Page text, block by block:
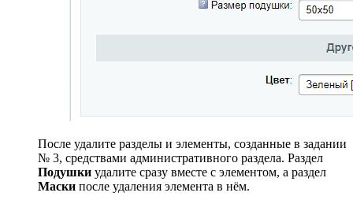
После удалите разделы и элементы, созданные в задании
№ 3, средствами административного раздела. Раздел
Подушки удалите сразу вместе с элементом, а раздел
Маски после удаления элемента в нём.